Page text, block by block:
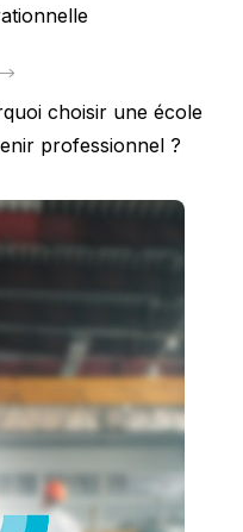
choisir une école
professionnel ?